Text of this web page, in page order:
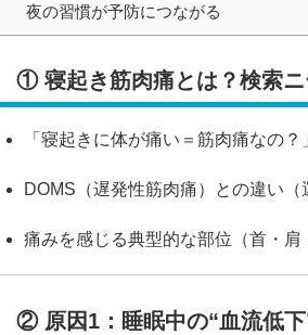
夜の習慣が予防につながる
① 寝起き筋肉痛とは？検索
「寝起きに体が痛い＝筋肉痛なの？
DOMS（遅発性筋肉痛）との違い
痛みを感じる典型的な部位（首・肩
② 原因1：睡眠中の“血流低